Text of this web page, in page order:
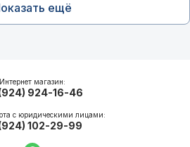
ещё
Интернет магазин:
924-16-46
с юридическими лицами:
102-29-99